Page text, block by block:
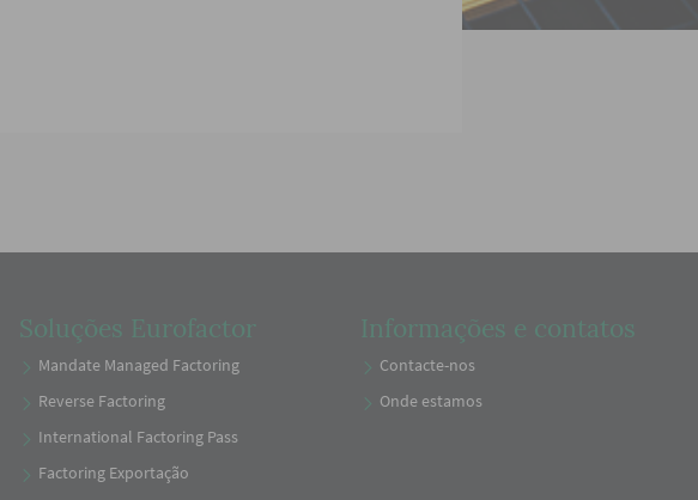
Soluções Eurofactor
Mandate Managed Factoring
Reverse Factoring
International Factoring Pass
Factoring Exportação
Informações e contatos
Contacte-nos
Onde estamos